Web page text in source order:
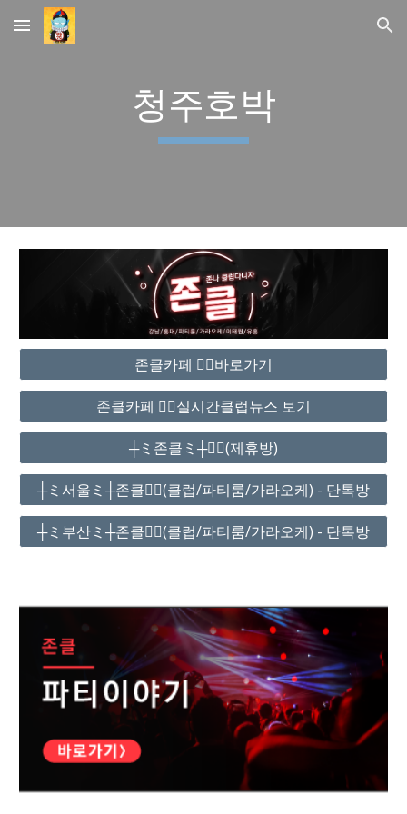
Skip to main content Skip to navigation
청주호박
존클카페 ❤️‍🔥바로가기
존클카페 ❤️‍🔥실시간클럽뉴스 보기
┼ミ존클ミ┼❤️‍🔥(제휴방)
┼ミ서울ミ┼존클❤️‍🔥(클럽/파티룸/가라오케) - 단톡방
┼ミ부산ミ┼존클❤️‍🔥(클럽/파티룸/가라오케) - 단톡방